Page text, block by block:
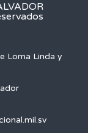
Loma Linda y